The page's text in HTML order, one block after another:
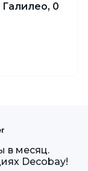
Галилео, 0
в месяц.
Decobay!